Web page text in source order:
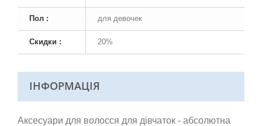
Пол : для девочек
Скидки : 20%
ІНФОРМАЦІЯ
Аксесуари для волосся для дівчаток - абсолютна